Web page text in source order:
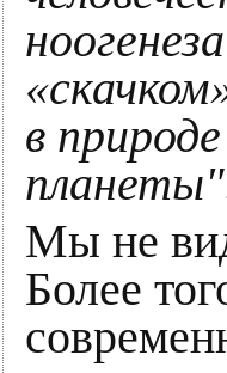
в
Мы не
Более